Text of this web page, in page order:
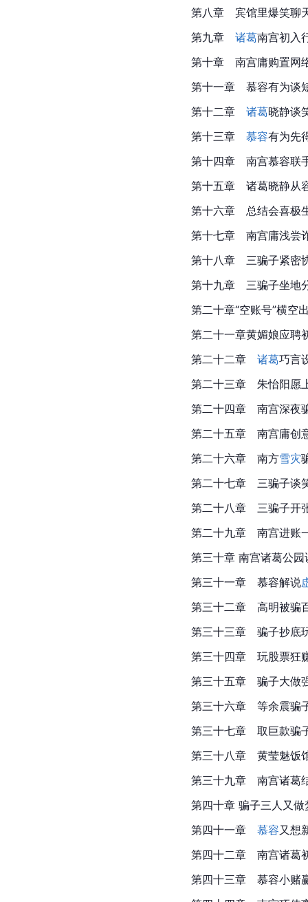
第八章　宾馆里爆笑聊
第九章 诸葛南宫初入
第十章　南宫庸购置网
第十一章　慕容有为谈
第十二章 诸葛晓静谈
第十三章 慕容有为先
第十四章　南宫慕容联
第十五章　诸葛晓静从
第十六章　总结会喜极
第十七章　南宫庸浅尝
第十八章　三骗子紧密
第十九章　三骗子坐地
第二十章“空账号”横空
第二十一章黄媚娘应聘
第二十二章 诸葛巧言
第二十三章　朱怡阳愿
第二十四章　南宫深夜
第二十五章　南宫庸创
第二十六章　南方雪灾
第二十七章　三骗子
第二十八章　三骗子开
第二十九章　南宫进账
第三十章 南宫诸葛公
第三十一章　慕容解说
第三十二章　高明被骗
第三十三章　骗子抄底
第三十四章　玩股票狂
第三十五章　骗子大做
第三十六章　等余震骗
第三十七章　取巨款骗
第三十八章　黄莹魅饭
第三十九章　南宫诸葛
第四十章 骗子三人又
第四十一章 慕容又想
第四十二章　南宫诸葛
第四十三章　慕容小赌